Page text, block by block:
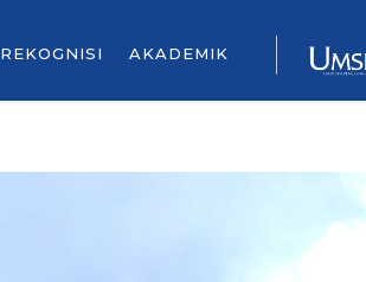
REKOGNISI AKADEMIK